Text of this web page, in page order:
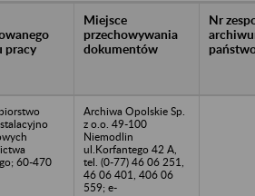
pracy
Miejsce
przechowywania
dokumentów
Nr
60-470
Archiwa Opolskie Sp.
z o.o. 49-100
Niemodlin
ul.Korfantego 42 A,
tel. (0-77) 46 06 251,
46 06 401, 406 06
559; e-